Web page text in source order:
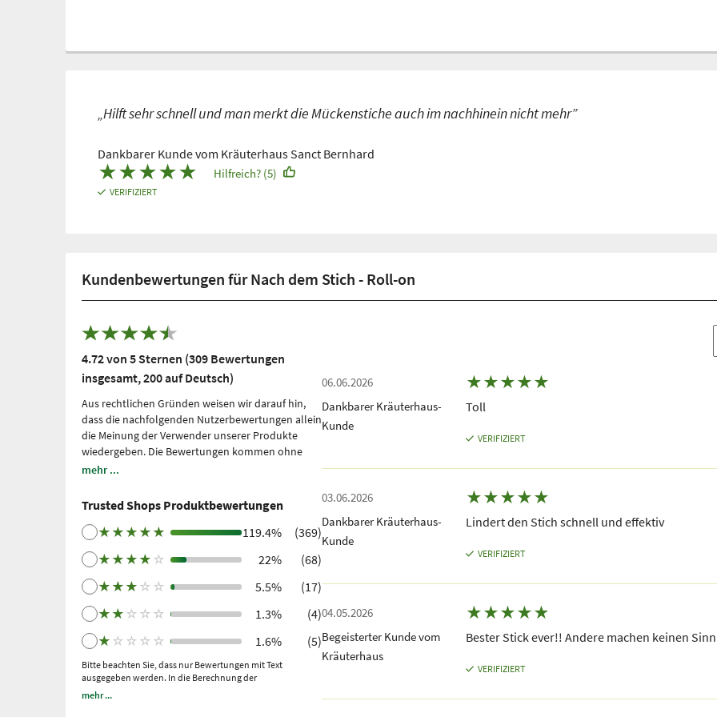
„Hilft sehr schnell und man merkt die Mückenstiche auch im nachhinein nicht mehr”
Dankbarer Kunde vom Kräuterhaus Sanct Bernhard
★★★★★
VERIFIZIERT
Hilfreich? (5)
Kundenbewertungen für Nach dem Stich - Roll-on
4.72 von 5 Sternen (309 Bewertungen
insgesamt, 200 auf Deutsch)
Aus rechtlichen Gründen weisen wir darauf hin,
dass die nachfolgenden Nutzerbewertungen allein
die Meinung der Verwender unserer Produkte
wiedergeben. Die Bewertungen kommen ohne
unsere Einflussnahme zustande, wir geben sie
sie uns zu eigen zu machen. Bitte beachten Sie: Es
handelt sich um persönliche, individuelle
Erfahrungen, welche nicht durch Studien belegt
Dienstleister seit 2021 für die Einholung von
Bewertungen. Trusted Shops hat Maßnahmen
getroffen, um sicherzustellen, dass es sich um
echte Bewertungen handelt.Mehr Informationen.
einem getätigten Kauf und anschließender
Einladung gesammelt.
mehr ...
Trusted Shops Produktbewertungen
★ ★ ★ ★ ★ 119.4%
(369)
★ ★ ★ ★ ☆ 22%
(68)
★ ★ ★ ☆ ☆ 5.5%
(17)
★ ★ ☆ ☆ ☆ 1.3%
(4)
★ ☆ ☆ ☆ ☆ 1.6% (5)
Bitte beachten Sie, dass nur Bewertungen mit Text
ausgegeben werden. In die Berechnung der
Gesamtbewertung fließen auch Sternebewertungen ohne
mehr ...
06.06.2026
Dankbarer Kräuterhaus-
Kunde
★★★★★
Toll
VERIFIZIERT
03.06.2026
Dankbarer Kräuterhaus-
Kunde
★★★★★
Lindert den Stich schnell und effektiv
VERIFIZIERT
04.05.2026
Begeisterter Kunde vom
Kräuterhaus
★★★★★
Bester Stick ever!! Andere machen keinen
VERIFIZIERT